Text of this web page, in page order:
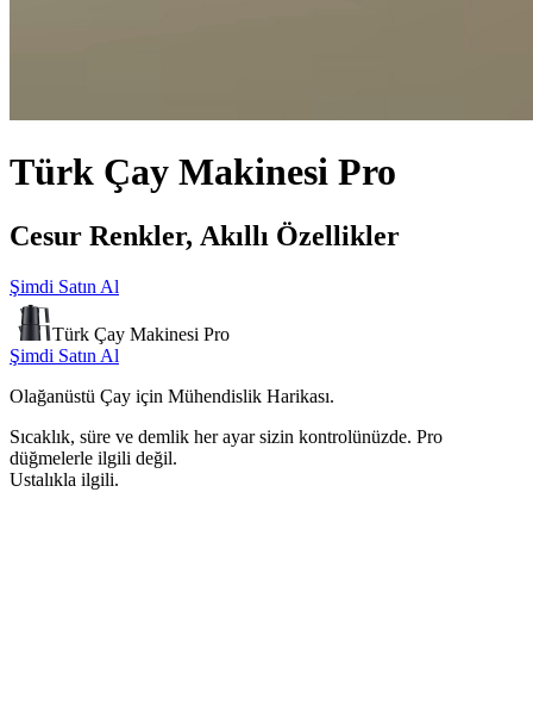
Türk Çay Makinesi Pro
Cesur Renkler, Akıllı Özellikler
Şimdi Satın Al
Türk Çay Makinesi Pro
Şimdi Satın Al
Olağanüstü Çay için Mühendislik Harikası.
Sıcaklık, süre ve demlik her ayar sizin kontrolünüzde. Pro
düğmelerle ilgili değil.
Ustalıkla ilgili.